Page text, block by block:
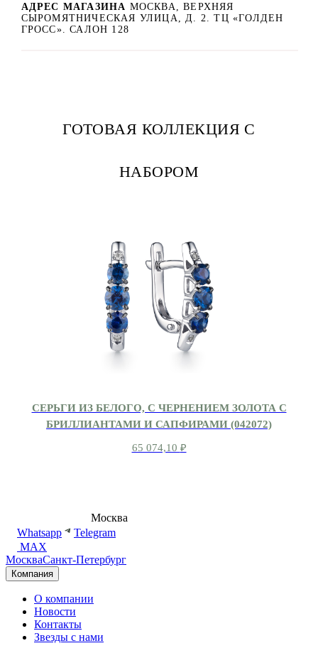
АДРЕС МАГАЗИНА МОСКВА, ВЕРХНЯЯ
СЫРОМЯТНИЧЕСКАЯ УЛИЦА, Д. 2. ТЦ «ГОЛДЕН
ГРОСС». САЛОН 128
ГОТОВАЯ КОЛЛЕКЦИЯ С
НАБОРОМ
СЕРЬГИ ИЗ БЕЛОГО, С ЧЕРНЕНИЕМ ЗОЛОТА С
БРИЛЛИАНТАМИ И САПФИРАМИ (042072)
65 074,10 ₽
Москва
Whatsapp
Telegram
MAX
МоскваСанкт-Петербург
Компания
О компании
Новости
Контакты
Звезды с нами